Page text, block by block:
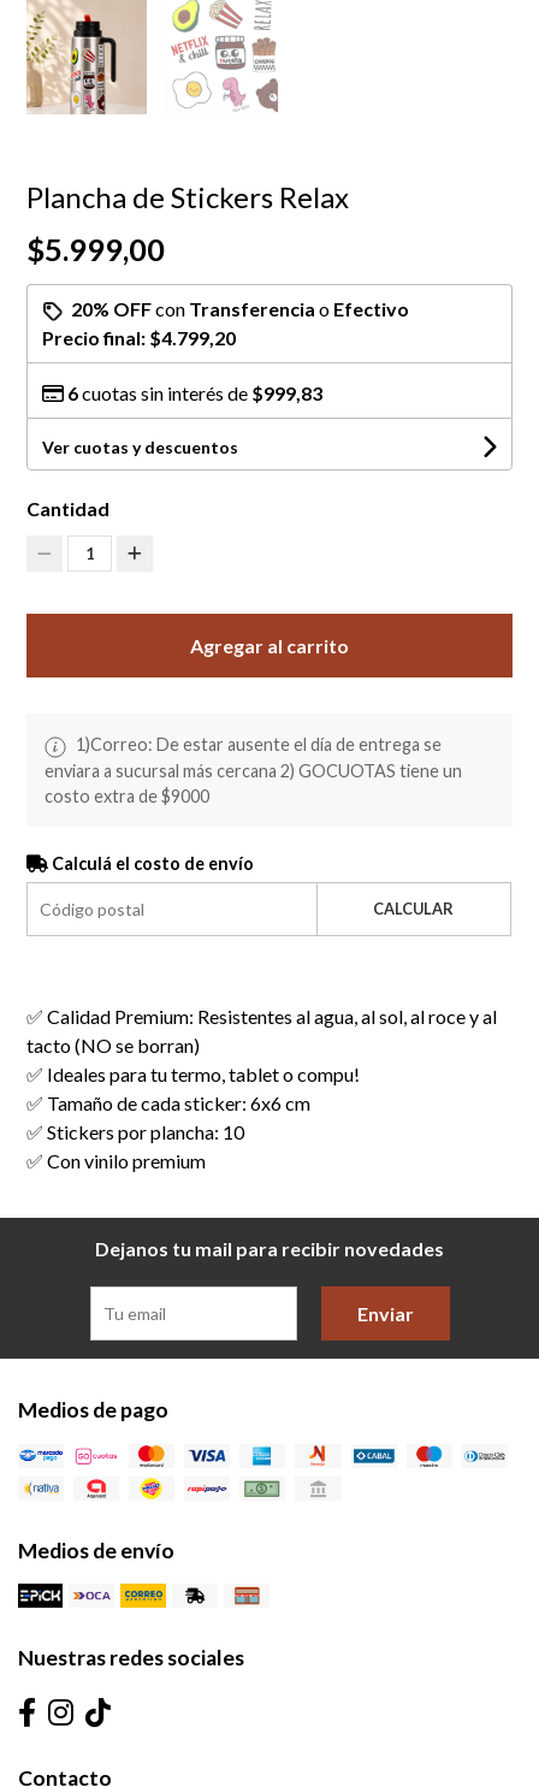
Plancha de Stickers Relax
$5.999,00
20% OFFcon Transferencia o Efectivo
Precio final: $4.799,20
6cuotas sin interés de $999,83
Ver cuotas y descuentos
Cantidad
1
Agregar al carrito
1)Correo: De estar ausente el día de entrega se
enviara a sucursal más cercana 2) GOCUOTAS tiene un
costo extra de $9000
Calculá el costo de envío
CALCULAR
✅ Calidad Premium: Resistentes al agua, al sol, al roce y al
tacto (NO se borran)
✅ Ideales para tu termo, tablet o compu!
✅ Tamaño de cada sticker: 6x6 cm
✅ Stickers por plancha: 10
✅ Con vinilo premium
Dejanos tu mail para recibir novedades
Enviar
Medios de pago
Medios de envío
Nuestras redes sociales
Contacto